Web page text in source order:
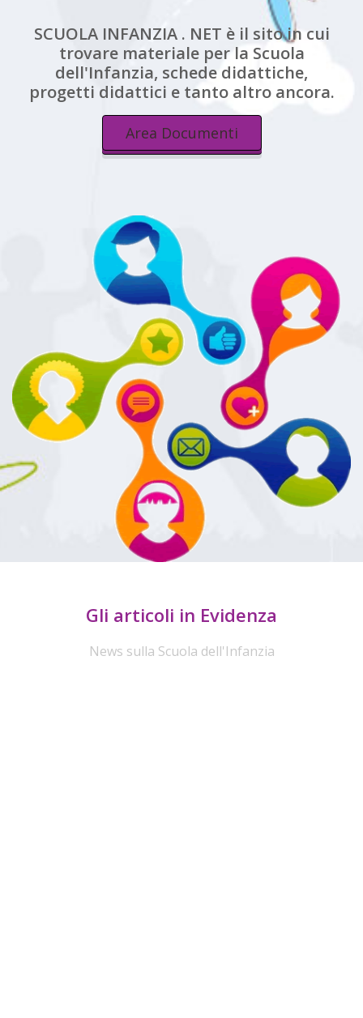
SCUOLA INFANZIA . NET è il sito in cui
trovare materiale per la Scuola
dell'Infanzia, schede didattiche,
progetti didattici e tanto altro ancora.
Area Documenti
Gli articoli in Evidenza
News sulla Scuola dell'Infanzia